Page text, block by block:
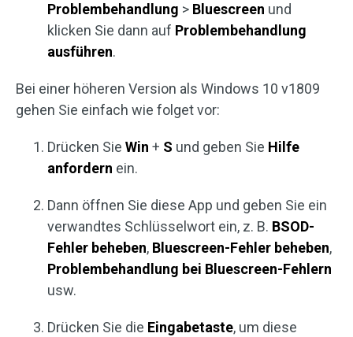
Problembehandlung > Bluescreen und
klicken Sie dann auf Problembehandlung
ausführen.
Bei einer höheren Version als Windows 10 v1809
gehen Sie einfach wie folget vor:
Drücken Sie Win + S und geben Sie Hilfe
anfordern ein.
Dann öffnen Sie diese App und geben Sie ein
verwandtes Schlüsselwort ein, z. B. BSOD-
Fehler beheben, Bluescreen-Fehler beheben,
Problembehandlung bei Bluescreen-Fehlern
usw.
Drücken Sie die Eingabetaste, um diese